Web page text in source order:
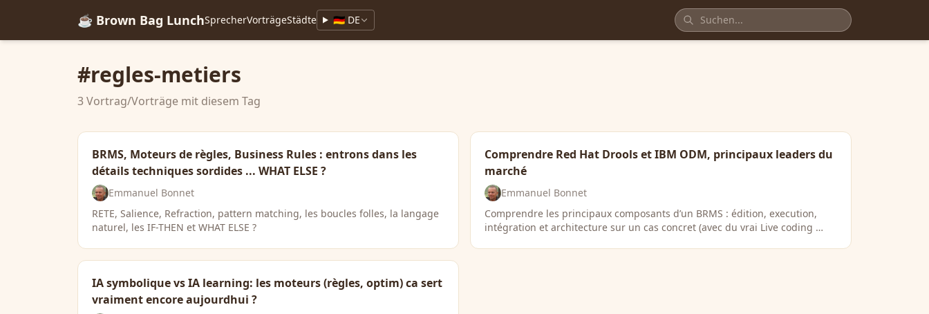
☕ Brown Bag LunchSprecherVorträgeStädte 🇩🇪 DE
#regles-metiers
3 Vortrag/Vorträge mit diesem Tag
BRMS, Moteurs de règles, Business Rules : entrons dans les
détails techniques sordides ... WHAT ELSE ?
Emmanuel Bonnet
RETE, Salience, Refraction, pattern matching, les boucles folles, la langage
naturel, les IF-THEN et WHAT ELSE ?
Comprendre Red Hat Drools et IBM ODM, principaux leaders du
marché
Emmanuel Bonnet
Comprendre les principaux composants d’un BRMS : édition, execution,
intégration et architecture sur un cas concret (avec du vrai Live coding …
IA symbolique vs IA learning: les moteurs (règles, optim) ca sert
vraiment encore aujourdhui ?